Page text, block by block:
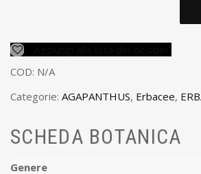
COD: N/A
Categorie: AGAPANTHUS, Erbacee,
SCHEDA BOTANICA
Genere